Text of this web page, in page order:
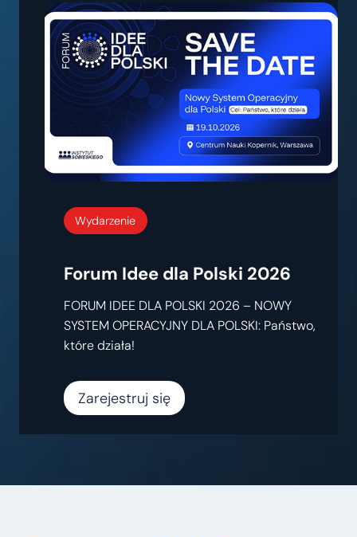
Wydarzenie
Forum Idee dla Polski 2026
FORUM IDEE DLA POLSKI 2026 – NOWY
SYSTEM OPERACYJNY DLA POLSKI: Państwo,
które działa!
Zarejestruj się